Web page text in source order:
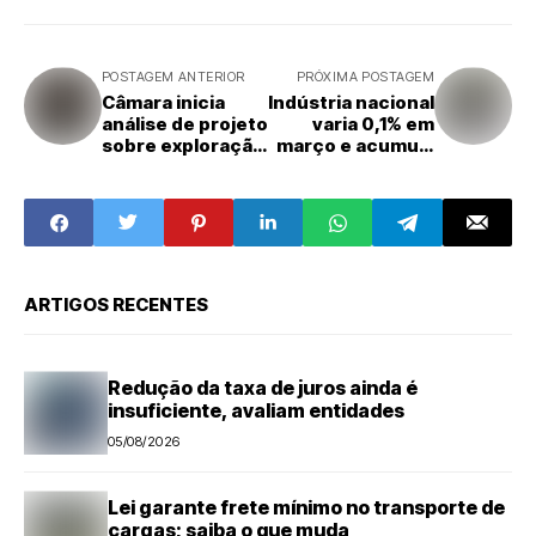
POSTAGEM ANTERIOR
Câmara inicia
análise de projeto
sobre exploração
PRÓXIMA POSTAGEM
Indústria nacional
varia 0,1% em
março e acumula
ARTIGOS RECENTES
Redução da taxa de juros ainda é
insuficiente, avaliam entidades
05/08/2026
Lei garante frete mínimo no transporte de
cargas; saiba o que muda